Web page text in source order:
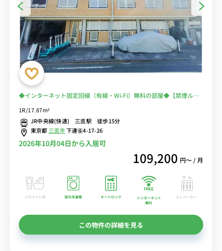
◆インターネット固定回線（有線・Wi-Fi）無料の部屋◆【禁煙ルー
ム】人気の角部屋♪安心の建物AL・宅配ボックス・モニター付きイ
ンターフォン・室内洗濯機完備/深夜23時まで営業スーパー・コープ
みらいまで徒歩約2分＆コンビニまで徒歩約3分
1R/17.87m²
JR中央線(快速) 三鷹駅 徒歩15分
東京都三鷹市下連雀4-17-26
2026年10月04日から入居可
109,200 円〜 / 月
バストイレ別 室内洗濯機 オートロック
インターネット
無料
エレベーター
この物件の詳細を見る